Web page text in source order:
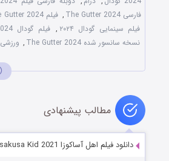
فارسی The Gutter 2024
, فیلم The Gutter 2024 با زیرنویس چسبیده
فیلم سینمایی گودال ۲۰۲۴
, فیلم گودال 2024 دوبله فارسی
نسخه سانسور شده The Gutter 2024
, ورزشی
مطالب پیشنهادی
دانلود فیلم اهل آساکوزا Asakusa Kid 2021